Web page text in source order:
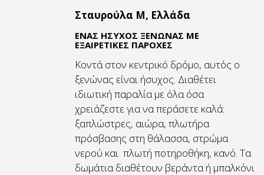
Σταυρούλα M, Ελλάδα
ΈΝΑΣ ΗΣΥΧΟΣ ΞΕΝΩΝΑΣ ΜΕ
ΕΞΑΙΡΕΤΙΚΕΣ ΠΑΡΟΧΕΣ
Κοντά στον κεντρικό δρόμο, αυτός ο
ξενώνας είναι ήσυχος. Διαθέτει
ιδιωτική παραλία με όλα όσα
χρειάζεστε για να περάσετε καλά:
ξαπλώστρες, αιώρα, πλωτήρα
πρόσβασης στη θάλασσα, στρώμα
νερού και πλωτή ποτηροθήκη, κανό. Τα
δωμάτια διαθέτουν βεράντα ή μπαλκόνι